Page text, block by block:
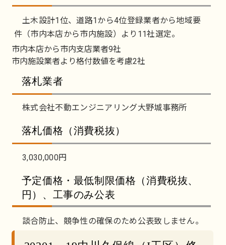
土木設計1位、道路1から4位登録業者から地域要
件（市内本店から市内施設）より11社選定。
市内本店から市内支店業者9社
市内施設業者より格付数値を考慮2社
落札業者
株式会社不動エンジニアリング大野城事務所
落札価格（消費税抜）
3,030,000円
予定価格・最低制限価格（消費税抜、
円）、工事のみ公表
談合防止、競争性の確保のため公表致しません。